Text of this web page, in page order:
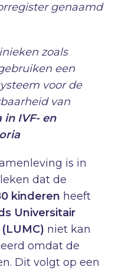
genaamd
zoals
een
voor de
van
in IVF- en
is in
dat de
kinderen heeft
Universitair
niet kan
omdat de
Dit volgt op een